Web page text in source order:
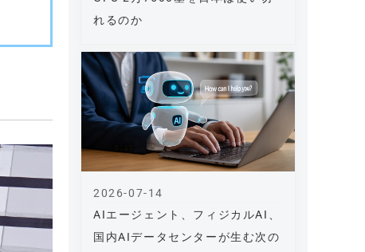
れるのか
AIエージェント、フィジカルAI、
国内AIデータセンターが生む次の
2026-07-14